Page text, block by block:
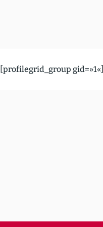
[profilegrid_group gid=»1«]